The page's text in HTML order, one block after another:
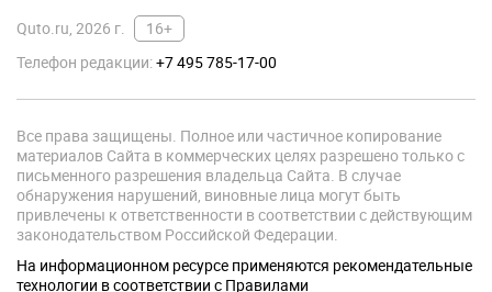
Quto.ru, 2026 г.
16+
Телефон редакции:+7 495 785-17-00
Все права защищены. Полное или частичное копирование
материалов Сайта в коммерческих целях разрешено только с
письменного разрешения владельца Сайта. В случае
обнаружения нарушений, виновные лица могут быть
привлечены к ответственности в соответствии с действующим
законодательством Российской Федерации.
На информационном ресурсе применяются рекомендательные
технологии в соответствии с Правилами